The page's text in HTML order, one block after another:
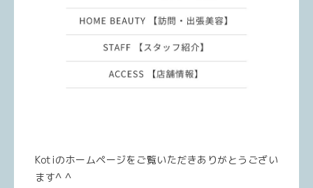
Kotiのホームページをご覧いただきありがとうござい
ます^ ^